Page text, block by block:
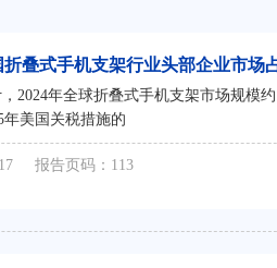
折叠式手机支架行业头部企业市场
2024年全球折叠式手机支架市场规模
年美国关税措施的
报告页码：113